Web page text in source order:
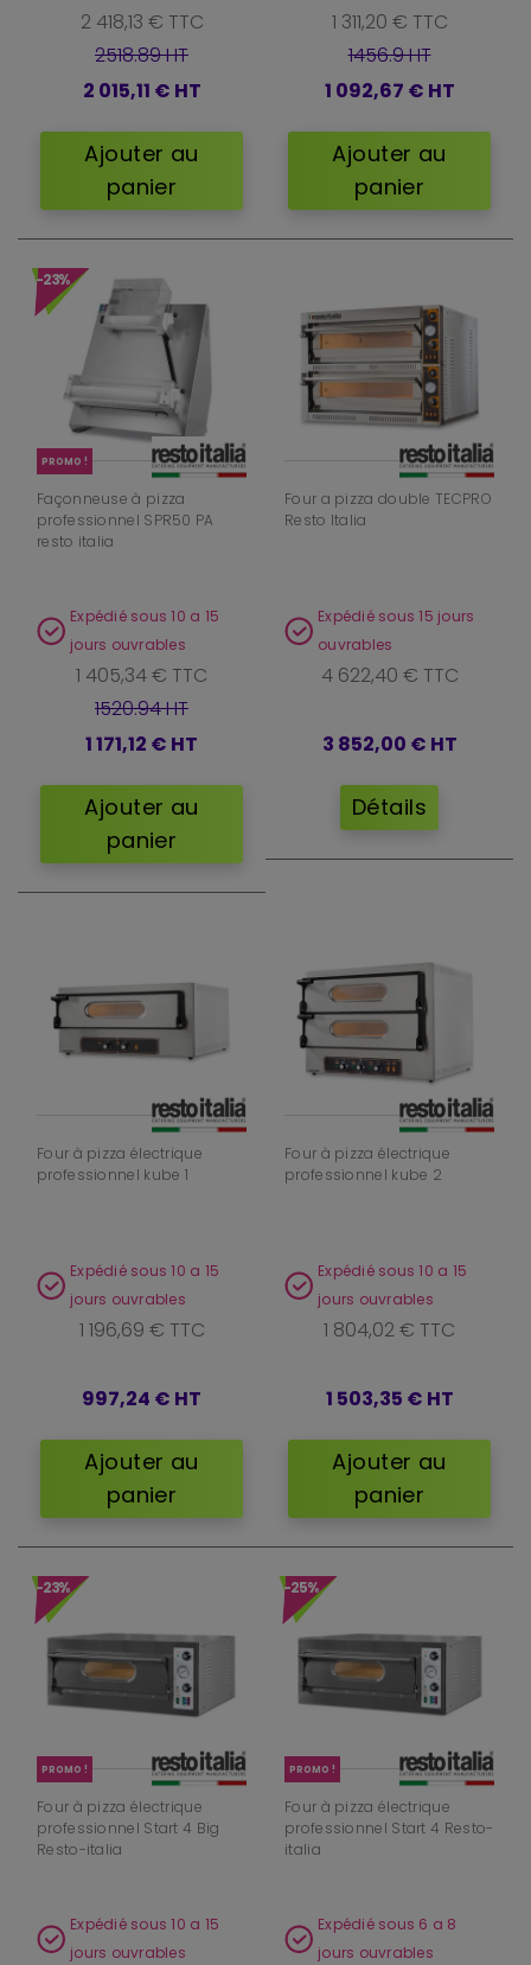
2 418,13 € TTC
2518.89 HT
2 015,11 € HT
Ajouter au
panier
1 311,20 € TTC
1456.9 HT
1 092,67 € HT
Ajouter au
panier
-23%
PROMO !
Façonneuse à pizza
professionnel SPR50 PA
resto italia
Expédié sous 10 a 15
jours ouvrables
1 405,34 € TTC
1520.94 HT
1 171,12 € HT
Ajouter au
panier
Four a pizza double TECPRO
Resto Italia
Expédié sous 15 jours
ouvrables
4 622,40 € TTC
3 852,00 € HT
Détails
Four à pizza électrique
professionnel kube 1
Expédié sous 10 a 15
jours ouvrables
1 196,69 € TTC
997,24 € HT
Ajouter au
panier
Four à pizza électrique
professionnel kube 2
Expédié sous 10 a 15
jours ouvrables
1 804,02 € TTC
1 503,35 € HT
Ajouter au
panier
-23%
PROMO !
Four à pizza électrique
professionnel Start 4 Big
Resto-italia
Expédié sous 10 a 15
jours ouvrables
-25%
PROMO !
Four à pizza électrique
professionnel Start 4 Resto-
italia
Expédié sous 6 a 8
jours ouvrables